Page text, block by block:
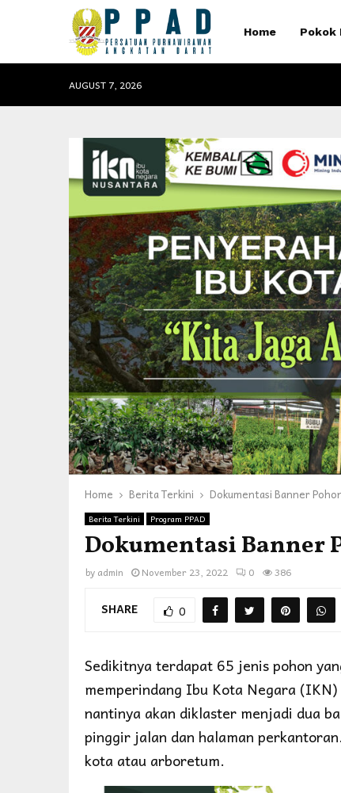
Home Pokok
AUGUST 7, 2026
Home Berita Terkini Dokumentasi Banner
Berita Terkini Program PPAD
Dokumentasi Banner
by admin November 23, 2022 0 386
SHARE 0
Sedikitnya terdapat 65 jenis pohon
memperindang Ibu Kota Negara
nantinya akan diklaster menjadi dua
pinggir jalan dan halaman
kota atau arboretum.